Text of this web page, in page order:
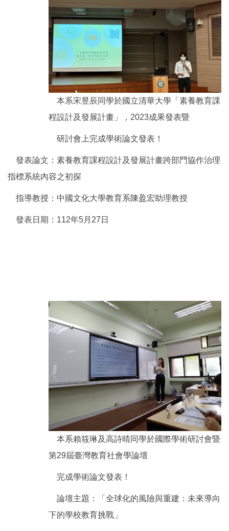
本系宋昱辰同學於國立清華大學「素養教育課
程設計及發展計畫」，2023成果發表暨
研討會上完成學術論文發表！
發表論文：素養教育課程設計及發展計畫跨部門協作治理
指標系統內容之初探
指導教授：中國文化大學教育系陳盈宏助理教授
發表日期：112年5月27日
本系賴筱琳及高詩晴同學於國際學術研討會暨
第29屆臺灣教育社會學論壇
完成學術論文發表！
論壇主題：「全球化的風險與重建：未來導向
下的學校教育挑戰」